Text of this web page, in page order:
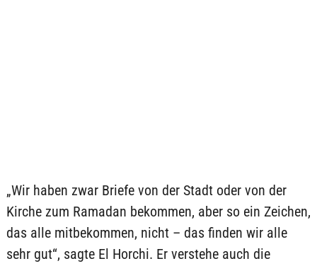
„Wir haben zwar Briefe von der Stadt oder von der
Kirche zum Ramadan bekommen, aber so ein Zeichen,
das alle mitbekommen, nicht – das finden wir alle
sehr gut“, sagte El Horchi. Er verstehe auch die